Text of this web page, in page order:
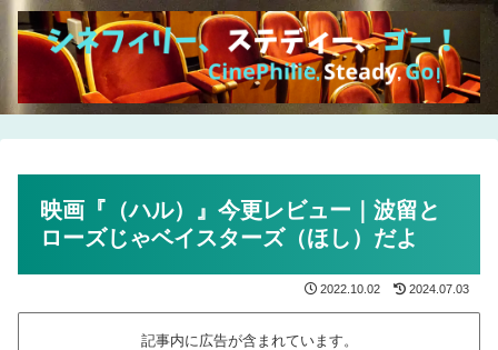
映画『（ハル）』今更レビュー｜波留と
ローズじゃベイスターズ（ほし）だよ
2022.10.02 2024.07.03
記事内に広告が含まれています。